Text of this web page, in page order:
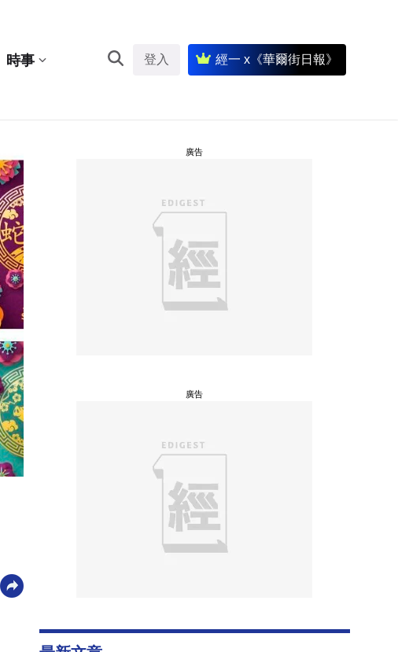
時事 登入 經一 x《華爾街日報》
廣告
廣告